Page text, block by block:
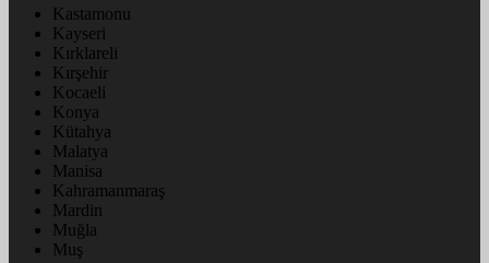
Kastamonu
Kayseri
Kırklareli
Kırşehir
Kocaeli
Konya
Kütahya
Malatya
Manisa
Kahramanmaraş
Mardin
Muğla
Muş